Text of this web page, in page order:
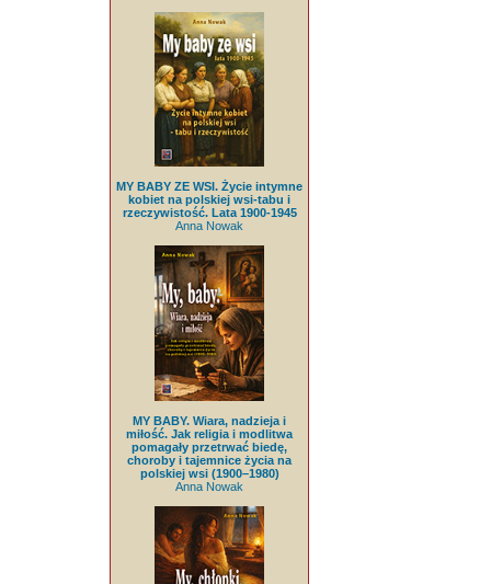
MY BABY ZE WSI. Życie intymne
kobiet na polskiej wsi-tabu i
rzeczywistość. Lata 1900-1945
Anna Nowak
MY BABY. Wiara, nadzieja i
miłość. Jak religia i modlitwa
pomagały przetrwać biedę,
choroby i tajemnice życia na
polskiej wsi (1900–1980)
Anna Nowak